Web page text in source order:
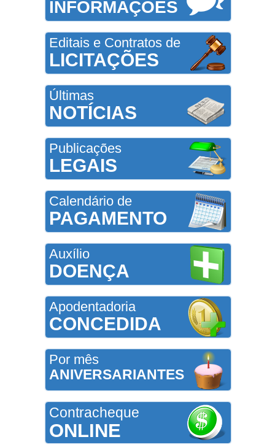
INFORMAÇÕES
Editais e Contratos de
LICITAÇÕES
Últimas
NOTÍCIAS
Publicações
LEGAIS
Calendário de
PAGAMENTO
Auxílio
DOENÇA
Apodentadoria
CONCEDIDA
Por mês
ANIVERSARIANTES
Contracheque
ONLINE